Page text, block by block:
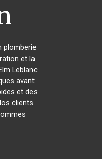
plomberie
et la
Leblanc
avant
et des
clients